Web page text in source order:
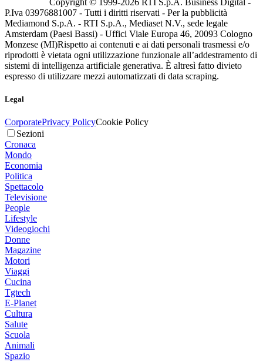
P.Iva 03976881007 - Tutti i diritti riservati - Per la pubblicità
Mediamond S.p.A. - RTI S.p.A., Mediaset N.V., sede legale
Amsterdam (Paesi Bassi) - Uffici Viale Europa 46, 20093 Cologno
Monzese (MI)Rispetto ai contenuti e ai dati personali trasmessi e/o
riprodotti è vietata ogni utilizzazione funzionale all’addestramento di
sistemi di intelligenza artificiale generativa. È altresì fatto divieto
espresso di utilizzare mezzi automatizzati di data scraping.
Legal
CorporatePrivacy PolicyCookie Policy
Sezioni
Cronaca
Mondo
Economia
Politica
Spettacolo
Televisione
People
Lifestyle
Videogiochi
Donne
Magazine
Motori
Viaggi
Cucina
Tgtech
E-Planet
Cultura
Salute
Scuola
Animali
Spazio